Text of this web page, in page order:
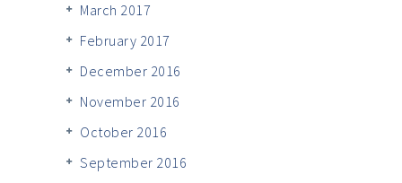
March 2017
February 2017
December 2016
November 2016
October 2016
September 2016